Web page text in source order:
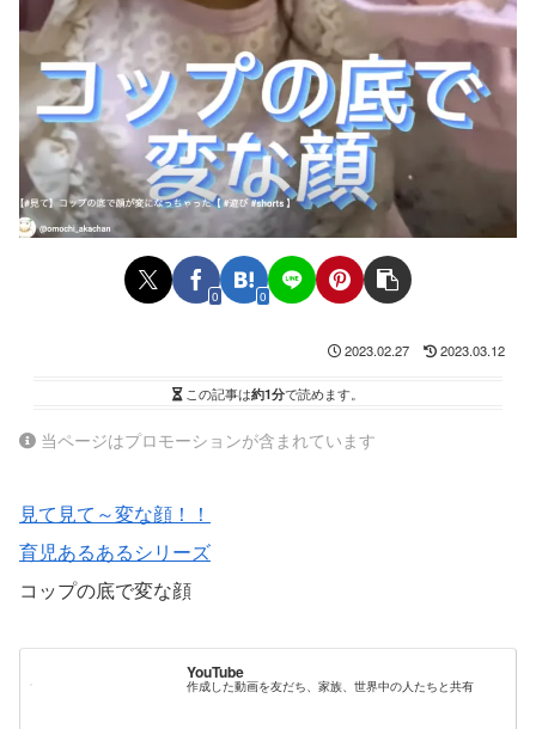
0 0
2023.02.27 2023.03.12
この記事は約1分で読めます。
当ページはプロモーションが含まれています
見て見て～変な顔！！
育児あるあるシリーズ
コップの底で変な顔
YouTube
作成した動画を友だち、家族、世界中の人たちと共有